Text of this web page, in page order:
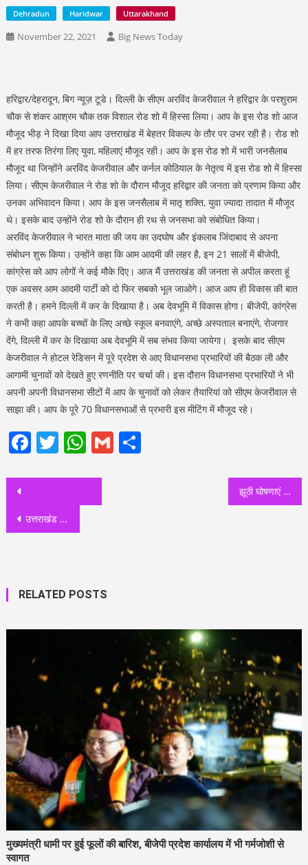
Dehradun Haridwar Uttarakhand
November 22, 2021 Big News Today
हरिद्वार/देहरादून, बिग न्यूज़ टूडे। दिल्ली के सीएम अरविंद केजरीवाल ने हरिद्वार के परशुराम
चौक से शंकर आश्रम चौक तक विशाल रोड शो में हिस्सा लिया। आप के इस रोड शो आज
मौजूद भीड़ ने दिखा दिया आप उत्तराखंड में बेहतर विकल्प के तौर पर उभर रही है। रोड शो
में हर तरफ तिरंगा लिए युवा, महिलाएं मौजूद रही। आप के इस रोड शो में भारी जनसैलाब
मौजूद था जिन्होंने अरविंद केजरीवाल और कर्नल कोठियाल के नेतृत्व में इस रोड शो में हिस्सा
लिया। सीएम केजरीवाल ने रोड शो के दौरान मौजूद हरिद्वार की जनता को प्रणाम किया और
उनका अभिवादन किया। आप के इस जनसैलाब में मातृ शक्ति, युवा ज्यादा तादात में मौजूद
थे। इसके बाद उन्होंने रोड शो के दौरान ही रथ से जनसभा को संबोधित किया।
अरविंद केजरीवाल ने भारत माता की जय का उदघोष और इंकलाब जिंदाबाद से अपना
संबोधन शुरू किया। उन्होंने कहा कि आम आदमी की लहर है, इन 21 सालों में बीजेपी,
कांग्रेस को आप लोगों ने कई मौके दिए। आज मैं उत्तराखंड की जनता से अपील करता हूं
एक अवसर आम आदमी पार्टी को दो फिर सबको भूल जाओगे। आज आप ही विकास की बात
करती है। हमने दिल्ली में कर के दिखाया है। अब देवभूमि में विकास होगा। बीजेपी, कांग्रेस
ने कभी कहा आपके बच्चों के लिए अच्छे स्कूल बनवाएंगे, अच्छे अस्पताल बनाएंगे, रोजगार
देंगे, दिल्ली में कर के दिखाया अब देवभूमि में सब संभव किया जायेगा। इसके बाद सीएम
केजरीवाल ने होटल रेडिसन में पूरे प्रदेश से आए विधानसभा प्रभारियों की बैठक ली और
आगामी चुनावों को देखते हुए रणनीति पर चर्चा की। इस दौरान विधानसभा प्रभारियों ने भी
अपनी अपनी विधानसभा सीटों में आप के चुनावों को लेकर तैयारियां को सीएम केजरीवाल से
साझा की। आप के पूरे 70 विधानसभाओं से प्रभारी इस मीटिंग में मौजूद रहे।
Facebook
Twitter
WhatsApp
GmailShare
Post
navigation
उत्तराखंड में आप की सरकार बनी तो मुफ्त अयोध्या राम मंदिर के दर्शन कराएंगेः केजरीवाल
झूठी घोषणाएं और तुष्टीकरण करने वाले केजरीवाल पर नहीं जनता को भरोसाः कौशिक
RELATED POSTS
मुख्यमंत्री धामी पर हुई फूलों की बारिश, बीजेपी प्रदेश कार्यालय में भी गर्मजोशी से
स्वागत